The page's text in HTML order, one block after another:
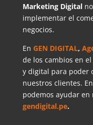
Marketing Digital
implementar el
negocios.
En GEN DIGITAL,
de los cambios en
y digital para poder
nuestros clientes.
podemos ayudar en
gendigital.pe.